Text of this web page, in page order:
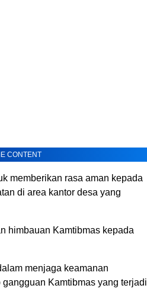
CONTENT
memberikan rasa aman kepada
di area kantor desa yang
himbauan Kamtibmas kepada
menjaga keamanan
Kamtibmas yang terjadi